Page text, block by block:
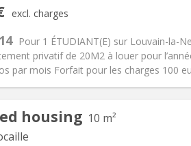
excl. charges
Pour 1 ÉTUDIANT(E) sur Louvain-la-
privatif de 20M2 à louer pour
par mois Forfait pour les charges 100
Private bathroom
20 m2
housing 10 m²